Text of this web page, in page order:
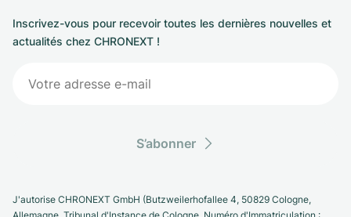
Inscrivez-vous pour recevoir toutes les dernières nouvelles et
actualités chez CHRONEXT !
S’abonner
J'autorise CHRONEXT GmbH (Butzweilerhofallee 4, 50829 Cologne,